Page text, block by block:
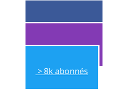
> 11k abonnés
> 11k abonnés
> 8k abonnés